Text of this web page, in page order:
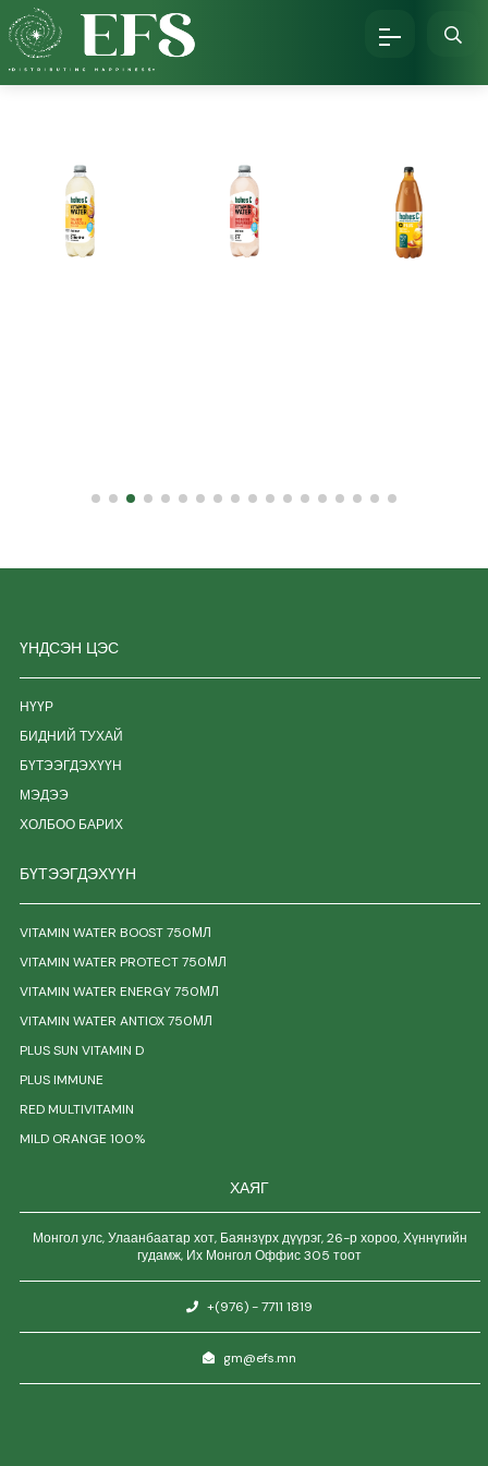
ҮНДСЭН ЦЭС
НҮҮР
БИДНИЙ ТУХАЙ
БҮТЭЭГДЭХҮҮН
МЭДЭЭ
ХОЛБОО БАРИХ
БҮТЭЭГДЭХҮҮН
VITAMIN WATER BOOST 750МЛ
VITAMIN WATER PROTECT 750МЛ
VITAMIN WATER ENERGY 750МЛ
VITAMIN WATER ANTIOX 750МЛ
PLUS SUN VITAMIN D
PLUS IMMUNE
RED MULTIVITAMIN
MILD ORANGE 100%
ХАЯГ
Монгол улс, Улаанбаатар хот, Баянзүрх дүүрэг, 26-р хороо, Хүннүгийн
гудамж, Их Монгол Оффис 305 тоот
+(976) - 7711 1819
gm@efs.mn